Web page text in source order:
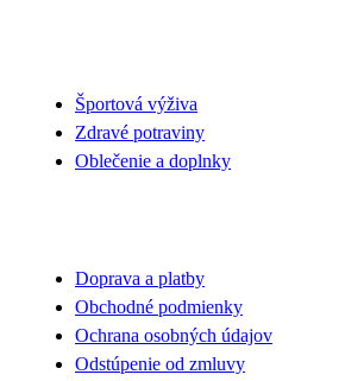
Športová výživa
Zdravé potraviny
Oblečenie a doplnky
Doprava a platby
Obchodné podmienky
Ochrana osobných údajov
Odstúpenie od zmluvy